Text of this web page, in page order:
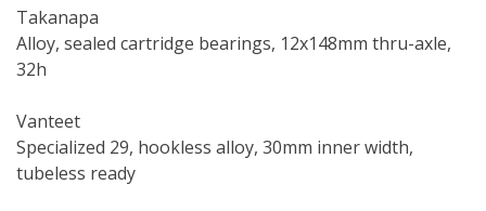
Takanapa
Alloy, sealed cartridge bearings, 12x148mm thru-axle,
32h
Vanteet
Specialized 29, hookless alloy, 30mm inner width,
tubeless ready